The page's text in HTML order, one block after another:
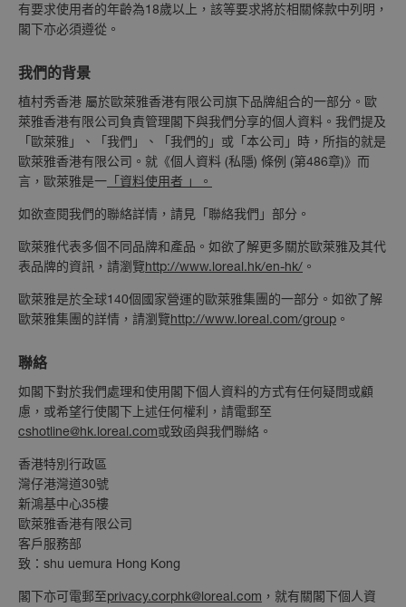
有要求使用者的年齡為18歲以上，該等要求將於相關條款中列明，
閣下亦必須遵從。
我們的背景
植村秀香港 屬於歐萊雅香港有限公司旗下品牌組合的一部分。歐
萊雅香港有限公司負責管理閣下與我們分享的個人資料。我們提及
「歐萊雅」、「我們」、「我們的」或「本公司」時，所指的就是
歐萊雅香港有限公司。就《個人資料 (私隱) 條例 (第486章)》而
言，歐萊雅是一 「資料使用者 」。
如欲查閱我們的聯絡詳情，請見「聯絡我們」部分。
歐萊雅代表多個不同品牌和產品。如欲了解更多關於歐萊雅及其代
表品牌的資訊，請瀏覽http://www.loreal.hk/en-hk/ 。
歐萊雅是於全球140個國家營運的歐萊雅集團的一部分。如欲了解
歐萊雅集團的詳情，請瀏覽http://www.loreal.com/group 。
聯絡
如閣下對於我們處理和使用閣下個人資料的方式有任何疑問或顧
慮，或希望行使閣下上述任何權利，請電郵至
cshotline@hk.loreal.com或致函與我們聯絡。
香港特別行政區
灣仔港灣道30號
新鴻基中心35樓
歐萊雅香港有限公司
客戶服務部
致：shu uemura Hong Kong
閣下亦可電郵至privacy.corphk@loreal.com ，就有關閣下個人資